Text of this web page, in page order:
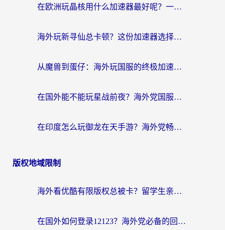
在欧洲玩晶核用什么加速器最好呢？一个老玩家的真心话
海外玩新寻仙总卡顿？这份加速器选择指南让你秒回国服流畅体验
从魔兽到蛋仔：海外玩国服的终极加速指南，找到你的专属高速通道
在国外能不能玩星战前夜？海外党国服游戏不卡顿的秘密武器在这里
在印度怎么玩御龙在天手游？海外党畅玩国服的终极生存指南
版权地域限制
海外看优酷有限版权总被卡？留学生亲测有效的回国加速器选择指南
在国外如何登录12123？海外党必备的回国加速实用指南